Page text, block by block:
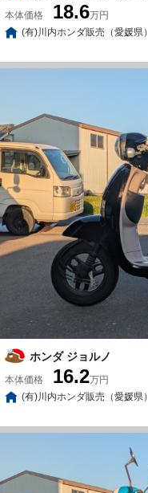
本体価格 18.6万円
(有)川内ホンダ販売（愛媛県）
ホンダ ジョルノ
本体価格 16.2万円
(有)川内ホンダ販売（愛媛県）